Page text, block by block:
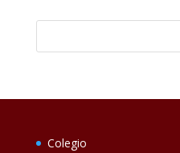
Colegio